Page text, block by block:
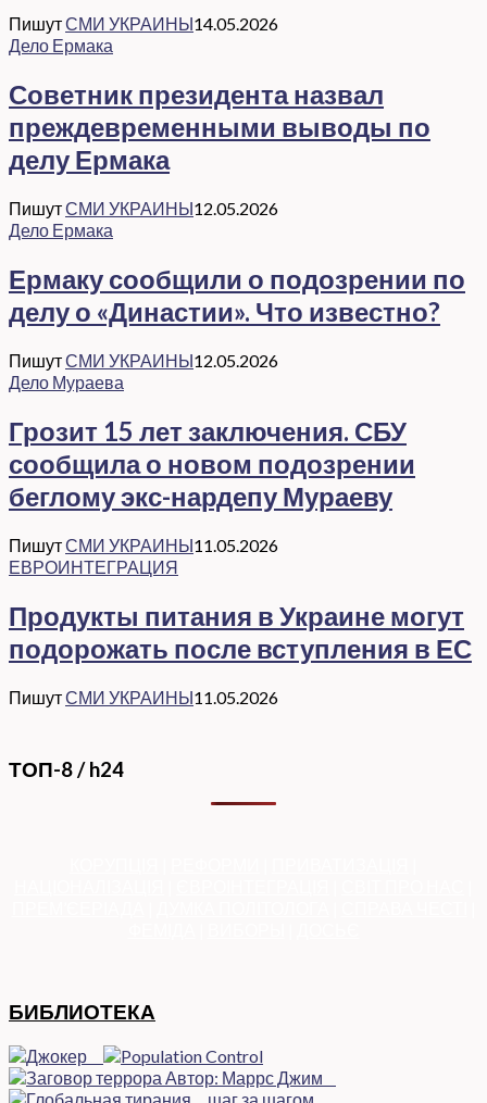
ПишутСМИ УКРАИНЫ14.05.2026
Дело Ермака
Советник президента назвал
преждевременными выводы по
делу Ермака
ПишутСМИ УКРАИНЫ12.05.2026
Дело Ермака
Ермаку сообщили о подозрении по
делу о «Династии». Что известно?
ПишутСМИ УКРАИНЫ12.05.2026
Дело Мураева
Грозит 15 лет заключения. СБУ
сообщила о новом подозрении
беглому экс-нардепу Мураеву
ПишутСМИ УКРАИНЫ11.05.2026
ЕВРОИНТЕГРАЦИЯ
Продукты питания в Украине могут
подорожать после вступления в ЕС
ПишутСМИ УКРАИНЫ11.05.2026
ТОП-8 / h24
БИБЛИОТЕКА